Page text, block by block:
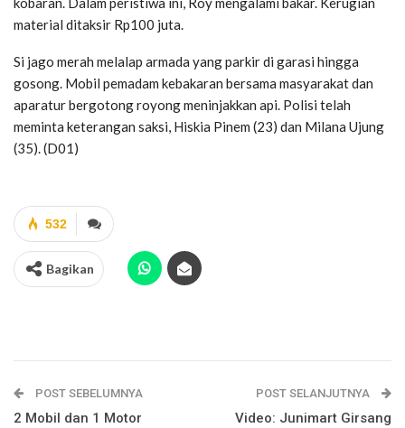
material ditaksir Rp100 juta.
Si jago merah melalap armada yang parkir di garasi hingga
gosong. Mobil pemadam kebakaran bersama masyarakat dan
aparatur bergotong royong meninjakkan api. Polisi telah
meminta keterangan saksi, Hiskia Pinem (23) dan Milana Ujung
(35). (D01)
532
Bagikan
POST SEBELUMNYA
2 Mobil dan 1 Motor
POST SELANJUTNYA
Video: Junimart Girsang